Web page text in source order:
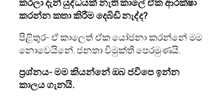
කරන්න කතා කිරීම දෙබිඩි නැද්ද?
පිළිතුර- ඒ කාලෙත් ඒක යෝජනා කරන්නේ මම
නොවෙයිනේ. ජනතා විමුක්ති පෙරමුණයි.
ප්‍රශ්නය- මම කියන්නේ ඔබ ජවිපෙ ඉන්න
කාලය ගැනයි.